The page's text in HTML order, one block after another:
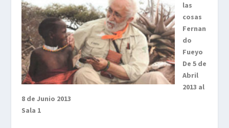
las
cosas
Fernan
do
Fueyo
De 5 de
Abril
2013 al
8 de Junio 2013
Sala 1